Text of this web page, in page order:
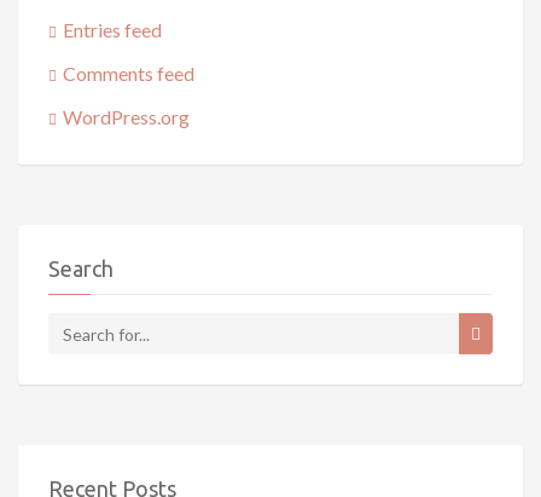
Entries feed
Comments feed
WordPress.org
Search
Recent Posts